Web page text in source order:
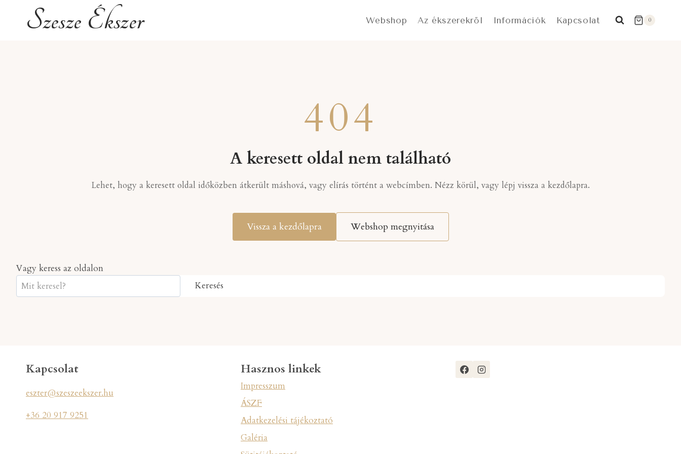
Szesze Ékszer Webshop Az ékszerekről Információk Kapcsolat 0
404
A keresett oldal nem található
Lehet, hogy a keresett oldal időközben átkerült máshová, vagy elírás történt a webcímben. Nézz körül, vagy lépj vissza a kezdőlapra.
Vissza a kezdőlapra Webshop megnyitása
Vagy keress az oldalon
Keresés
Kapcsolat
eszter@szeszeekszer.hu
+36 20 917 9251
Hasznos linkek
Impresszum
ÁSZF
Adatkezelési tájékoztató
Galéria